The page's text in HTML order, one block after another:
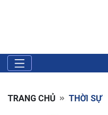
TRANG CHỦ THỜI SỰ